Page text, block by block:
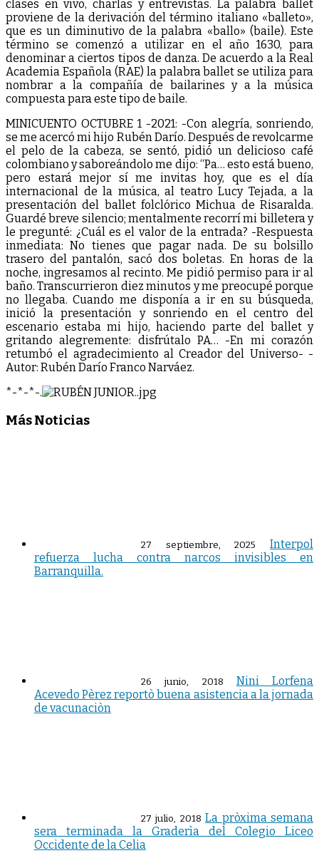
clases en vivo, charlas y entrevistas. La palabra ballet
proviene de la derivación del término italiano «balleto»,
que es un diminutivo de la palabra «ballo» (baile). Este
término se comenzó a utilizar en el año 1630, para
denominar a ciertos tipos de danza. De acuerdo a la Real
Academia Española (RAE) la palabra ballet se utiliza para
nombrar a la compañía de bailarines y a la música
compuesta para este tipo de baile.
MINICUENTO OCTUBRE 1 -2021: -Con alegría, sonriendo,
se me acercó mi hijo Rubén Darío. Después de revolcarme
el pelo de la cabeza, se sentó, pidió un delicioso café
colombiano y saboreándolo me dijo: “Pa… esto está bueno,
pero estará mejor sí me invitas hoy, que es el día
internacional de la música, al teatro Lucy Tejada, a la
presentación del ballet folclórico Michua de Risaralda.
Guardé breve silencio; mentalmente recorrí mi billetera y
le pregunté: ¿Cuál es el valor de la entrada? -Respuesta
inmediata: No tienes que pagar nada. De su bolsillo
trasero del pantalón, sacó dos boletas. En horas de la
noche, ingresamos al recinto. Me pidió permiso para ir al
baño. Transcurrieron diez minutos y me preocupé porque
no llegaba. Cuando me disponía a ir en su búsqueda,
inició la presentación y sonriendo en el centro del
escenario estaba mi hijo, haciendo parte del ballet y
gritando alegremente: disfrútalo PA… -En mi corazón
retumbó el agradecimiento al Creador del Universo- -
Autor: Rubén Darío Franco Narváez.
*-*-*-.
Más Noticias
27 septiembre, 2025
Interpol
refuerza lucha contra narcos invisibles en
Barranquilla.
26 junio, 2018
Nini Lorfena
Acevedo Pèrez reportò buena asistencia a la jornada
de vacunaciòn
27 julio, 2018 La pròxima semana
sera terminada la Graderìa del Colegio Liceo
Occidente de la Celia